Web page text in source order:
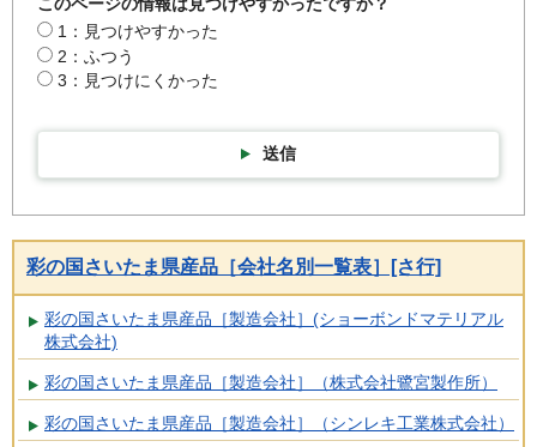
このページの情報は見つけやすかったですか？
1：見つけやすかった
2：ふつう
3：見つけにくかった
送信
彩の国さいたま県産品［会社名別一覧表］[さ行]
彩の国さいたま県産品［製造会社］(ショーボンドマテリアル
株式会社)
彩の国さいたま県産品［製造会社］（株式会社鷺宮製作所）
彩の国さいたま県産品［製造会社］（シンレキ工業株式会社）